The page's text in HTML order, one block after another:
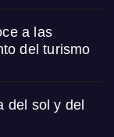
a las
del turismo
del sol y del